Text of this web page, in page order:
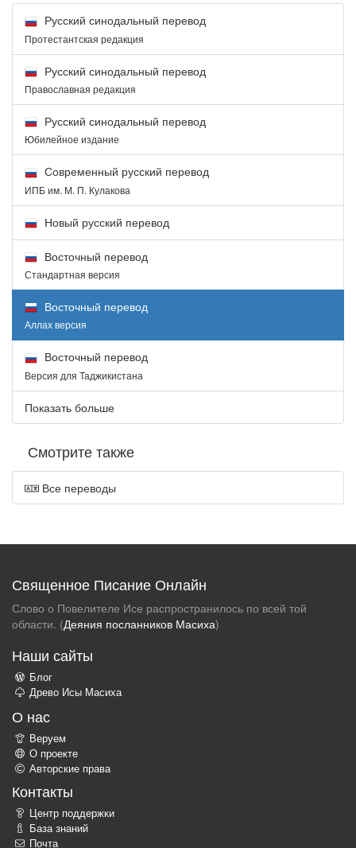
Русский синодальный перевод
Протестантская редакция
Русский синодальный перевод
Православная редакция
Русский синодальный перевод
Юбилейное издание
Современный русский перевод
ИПБ им. М. П. Кулакова
Новый русский перевод
Восточный перевод
Стандартная версия
Восточный перевод
Аллах версия
Восточный перевод
Версия для Таджикистана
Показать больше
Смотрите также
Все переводы
Священное Писание Онлайн
Слово о Повелителе Исе распространилось по всей той
области. (Деяния посланников Масиха)
Наши сайты
Блог
Древо Исы Масиха
О нас
Веруем
О проекте
Авторские права
Контакты
Центр поддержки
База знаний
Почта